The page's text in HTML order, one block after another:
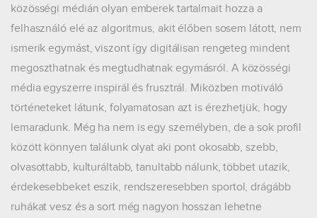
közösségi médián olyan emberek tartalmait hozza a
felhasználó elé az algoritmus, akit élőben sosem látott, nem
ismerik egymást, viszont így digitálisan rengeteg mindent
megoszthatnak és megtudhatnak egymásról. A közösségi
média egyszerre inspirál és frusztrál. Miközben motiváló
történeteket látunk, folyamatosan azt is érezhetjük, hogy
lemaradunk. Még ha nem is egy személyben, de a sok profil
között könnyen találunk olyat aki pont okosabb, szebb,
olvasottabb, kulturáltabb, tanultabb nálunk, többet utazik,
érdekesebbeket eszik, rendszeresebben sportol, drágább
ruhákat vesz és a sort még nagyon hosszan lehetne